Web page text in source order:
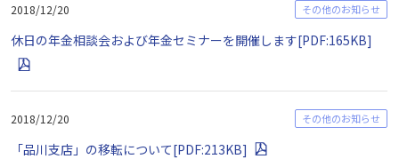
2018/12/20 その他のお知らせ
休日の年金相談会および年金セミナーを開催します[PDF:165KB]
2018/12/20 その他のお知らせ
「品川支店」の移転について[PDF:213KB]